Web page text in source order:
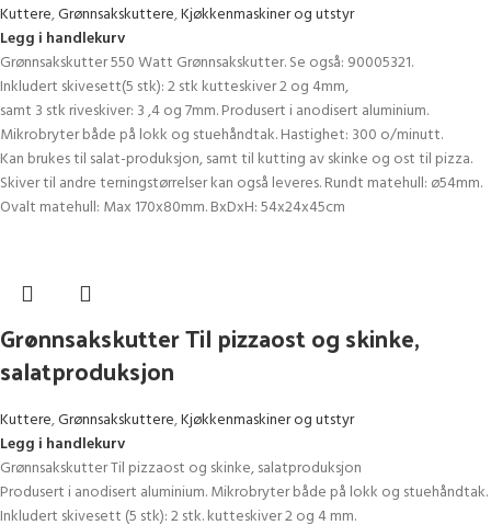
Kuttere,Grønnsakskuttere,Kjøkkenmaskiner og utstyr
Legg i handlekurv
Grønnsakskutter 550 Watt Grønnsakskutter. Se også: 90005321.
Inkludert skivesett(5 stk): 2 stk kutteskiver 2 og 4mm,
samt 3 stk riveskiver: 3 ,4 og 7mm. Produsert i anodisert aluminium.
Mikrobryter både på lokk og stuehåndtak. Hastighet: 300 o/minutt.
Kan brukes til salat-produksjon, samt til kutting av skinke og ost til pizza.
Skiver til andre terningstørrelser kan også leveres. Rundt matehull: ø54mm.
Ovalt matehull: Max 170x80mm. BxDxH: 54x24x45cm
Grønnsakskutter Til pizzaost og skinke,
salatproduksjon
Kuttere,Grønnsakskuttere,Kjøkkenmaskiner og utstyr
Legg i handlekurv
Grønnsakskutter Til pizzaost og skinke, salatproduksjon
Produsert i anodisert aluminium. Mikrobryter både på lokk og stuehåndtak.
Inkludert skivesett (5 stk): 2 stk. kutteskiver 2 og 4 mm.